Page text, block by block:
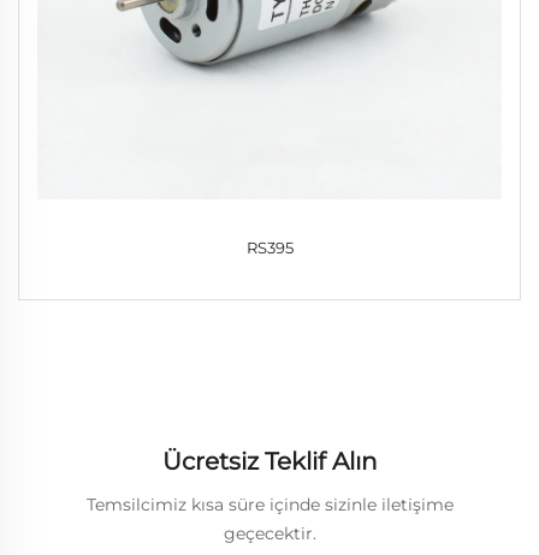
RS395
Ücretsiz Teklif Alın
Temsilcimiz kısa süre içinde sizinle iletişime
geçecektir.